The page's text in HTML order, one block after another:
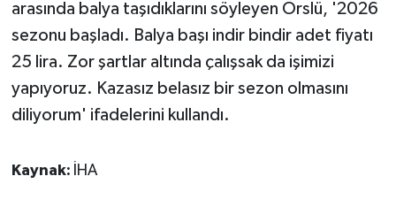
arasında balya taşıdıklarını söyleyen Örslü, '2026
sezonu başladı. Balya başı indir bindir adet fiyatı
25 lira. Zor şartlar altında çalışsak da işimizi
yapıyoruz. Kazasız belasız bir sezon olmasını
diliyorum' ifadelerini kullandı.
Kaynak: İHA